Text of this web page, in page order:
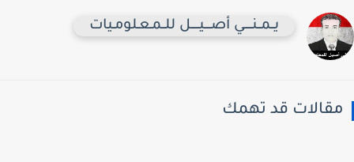
يــمــنـــــي أصــــيـــــل للــمـعـلومـيات
قد تهمك